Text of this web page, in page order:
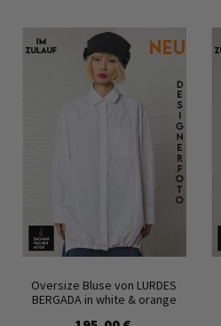
Oversize Bluse von LURDES
BERGADA in white & orange